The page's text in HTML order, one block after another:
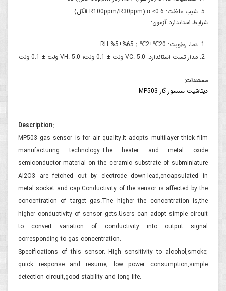
شیب غلظت: α ≤0.6 (R100ppm/R30ppm الکل)
شرایط استاندارد آزمون:
دما، رطوبت: 20℃±2℃；65%±5% RH
مدار تست استاندارد: VC: 5.0 ولت ± 0.1 ولت؛ VH: 5.0 ولت ± 0.1 ولت
مستندات:
دیتاشیت سنسور گاز MP503
Description:
MP503 gas sensor is for air quality.It adopts multilayer thick film
manufacturing technology.The heater and metal oxide
semiconductor material on the ceramic substrate of subminiature
Al2O3 are fetched out by electrode down-lead,encapsulated in
metal socket and cap.Conductivity of the sensor is affected by the
concentration of target gas.The higher the concentration is,the
higher conductivity of sensor gets.Users can adopt simple circuit
to convert variation of conductivity into output signal
corresponding to gas concentration.
Specifications of this sensor: High sensitivity to alcohol,smoke;
quick response and resume; low power consumption,simple
detection circuit,good stability and long life.